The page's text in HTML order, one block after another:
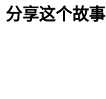
分享这个故事